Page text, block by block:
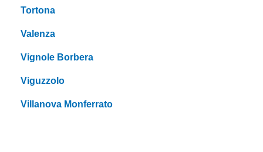
Tortona
Valenza
Vignole Borbera
Viguzzolo
Villanova Monferrato